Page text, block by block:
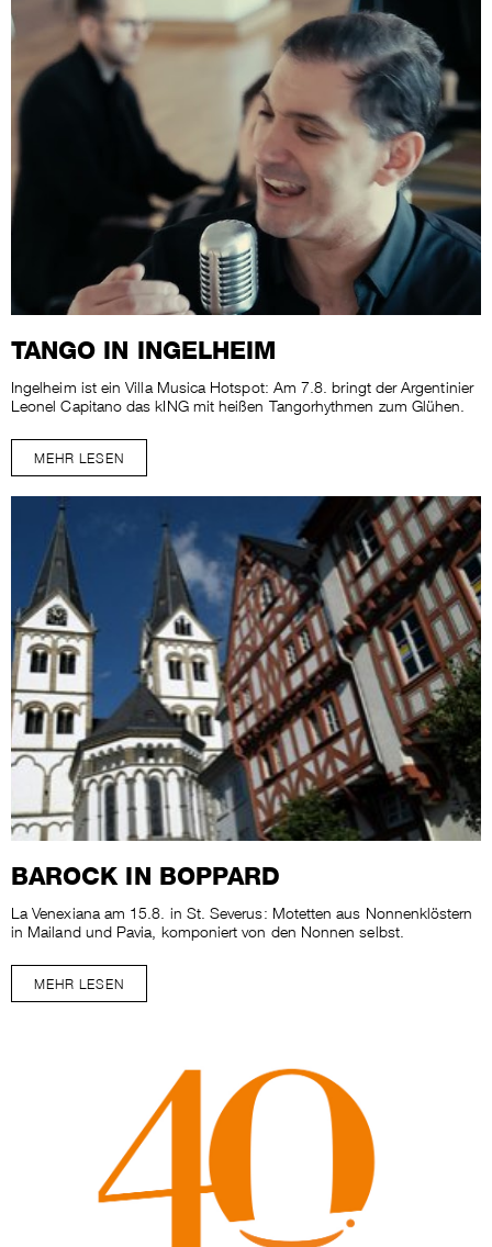
TANGO IN INGELHEIM
Ingelheim ist ein Villa Musica Hotspot: Am 7.8. bringt der Argentinier
Leonel Capitano das kING mit heißen Tangorhythmen zum Glühen.
MEHR LESEN
BAROCK IN BOPPARD
La Venexiana am 15.8. in St. Severus: Motetten aus Nonnenklöstern
in Mailand und Pavia, komponiert von den Nonnen selbst.
MEHR LESEN